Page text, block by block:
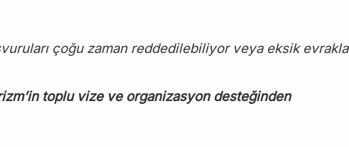
çoğu zaman reddedilebiliyor veya eksik evrakla
toplu vize ve organizasyon desteğinden